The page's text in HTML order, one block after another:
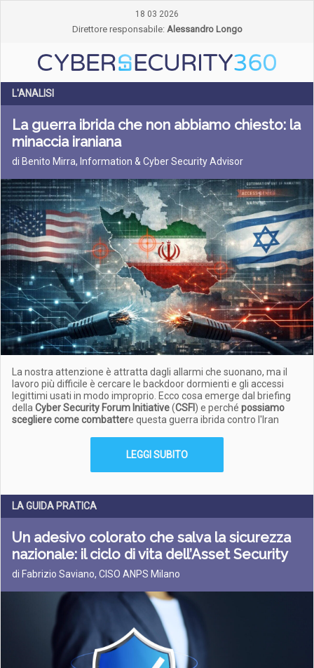
18 03 2026
Direttore responsabile: Alessandro Longo
L'ANALISI
La guerra ibrida che non abbiamo chiesto: la
minaccia iraniana
di Benito Mirra, Information & Cyber Security Advisor
La nostra attenzione è attratta dagli allarmi che suonano, ma il
lavoro più difficile è cercare le backdoor dormienti e gli accessi
legittimi usati in modo improprio. Ecco cosa emerge dal briefing
della Cyber Security Forum Initiative(CSFI) e perché possiamo
scegliere come combattere questa guerra ibrida contro l'Iran
LEGGI SUBITO
LA GUIDA PRATICA
Un adesivo colorato che salva la sicurezza
nazionale: il ciclo di vita dell’Asset Security
di Fabrizio Saviano, CISO ANPS Milano